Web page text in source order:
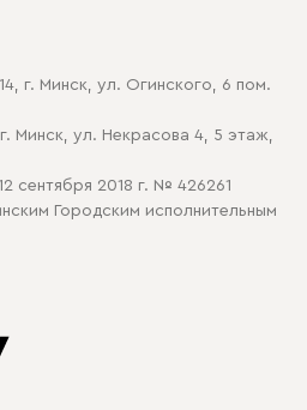
cookie
г. Минск, ул. Огинского, 6 пом.
Минск, ул. Некрасова 4, 5 этаж,
сентября 2018 г. № 426261
Городским исполнительным